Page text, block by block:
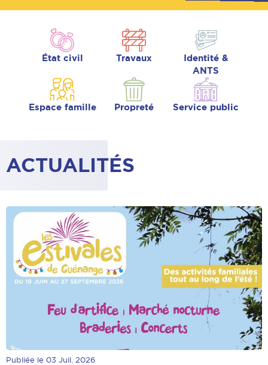
État civil Travaux
Identité &
ANTS
Espace famille Propreté Service public
ACTUALITÉS
Publiée le 03 Juil. 2026